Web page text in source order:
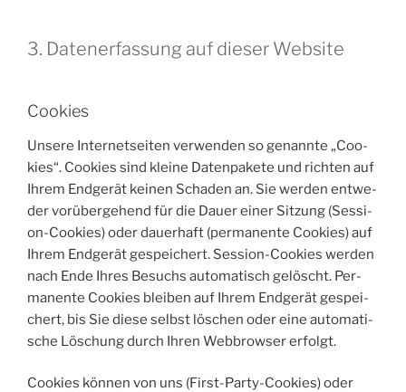
3. Datenerfassung auf dieser Website
Cookies
Unse­re Inter­net­sei­ten ver­wen­den so genann­te „Coo­
kies“. Coo­kies sind klei­ne Daten­pa­ke­te und rich­ten auf
Ihrem End­ge­rät kei­nen Scha­den an. Sie wer­den ent­we­
der vor­über­ge­hend für die Dau­er einer Sit­zung (Ses­si­
on-Coo­kies) oder dau­er­haft (per­ma­nen­te Coo­kies) auf
Ihrem End­ge­rät gespei­chert. Ses­si­on-Coo­kies wer­den
nach Ende Ihres Besuchs auto­ma­tisch gelöscht. Per­
ma­nen­te Coo­kies blei­ben auf Ihrem End­ge­rät gespei­
chert, bis Sie die­se selbst löschen oder eine auto­ma­ti­
sche Löschung durch Ihren Web­brow­ser erfolgt.
Coo­kies kön­nen von uns (First-Par­ty-Coo­kies) oder